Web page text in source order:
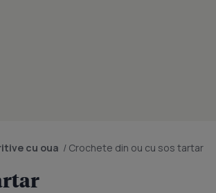
cu oua / Crochete din ou cu sos tartar